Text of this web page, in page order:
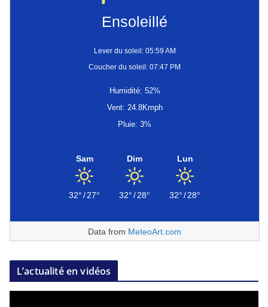
Ensoleillé
Lever du soleil: 05:59 AM
Coucher du soleil: 07:47 PM
Humidité: 52%
Vent: 24.8Kmph
Pluie: 3%
Sam
32°/27°
Dim
32°/28°
Lun
32°/28°
Data from MeteoArt.com
L’actualité en vidéos